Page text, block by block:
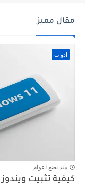
مقال مميز
ادوات
منذ بضع اعوام
كيفية تثبيت ويندوز 11 من الفلاشة في خطوات موجزة